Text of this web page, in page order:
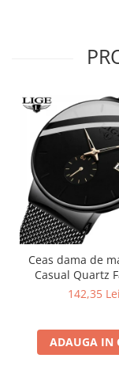
Ceas dama de
Casual Quartz
Analog
142,35 Lei
ADAUGA IN